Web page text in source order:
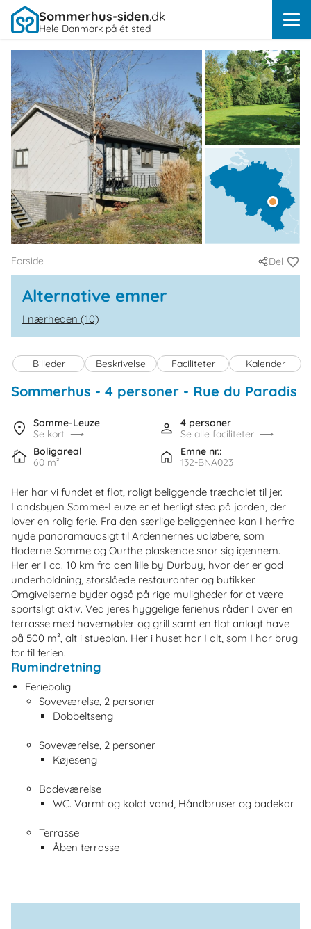
Sommerhus-siden.dk
Hele Danmark på ét sted
Forside Del
Alternative emner
I nærheden (10)
Billeder Beskrivelse Faciliteter Kalender
Sommerhus - 4 personer - Rue du Paradis
Somme-Leuze
Se kort
4 personer
Se alle faciliteter
Boligareal
60 m²
Emne nr.:
132-BNA023
Her har vi fundet et flot, roligt beliggende træchalet til jer.
Landsbyen Somme-Leuze er et herligt sted på jorden, der
lover en rolig ferie. Fra den særlige beliggenhed kan I herfra
nyde panoramaudsigt til Ardennernes udløbere, som
floderne Somme og Ourthe plaskende snor sig igennem.
Her er I ca. 10 km fra den lille by Durbuy, hvor der er god
underholdning, storslåede restauranter og butikker.
Omgivelserne byder også på rige muligheder for at være
sportsligt aktiv. Ved jeres hyggelige feriehus råder I over en
terrasse med havemøbler og grill samt en flot anlagt have
på 500 m², alt i stueplan. Her i huset har I alt, som I har brug
for til ferien.
Rumindretning
Feriebolig
Soveværelse, 2 personer
Dobbeltseng
Soveværelse, 2 personer
Køjeseng
Badeværelse
WC. Varmt og koldt vand, Håndbruser og badekar
Terrasse
Åben terrasse